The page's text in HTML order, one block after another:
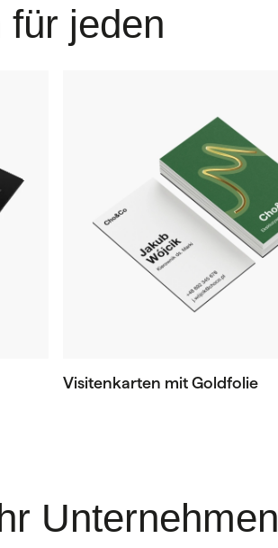
für jeden
Visitenkarten mit Goldfolie
Unternehmen